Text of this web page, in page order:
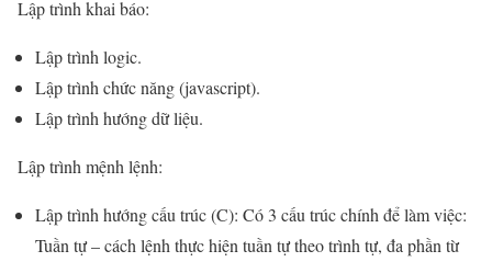
Lập trình khai báo:
Lập trình logic.
Lập trình chức năng (javascript).
Lập trình hướng dữ liệu.
Lập trình mệnh lệnh:
Lập trình hướng cấu trúc (C): Có 3 cấu trúc chính để làm việc:
Tuần tự – cách lệnh thực hiện tuần tự theo trình tự, đa phần từ